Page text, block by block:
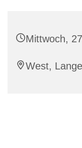
Mittwoch,
West,